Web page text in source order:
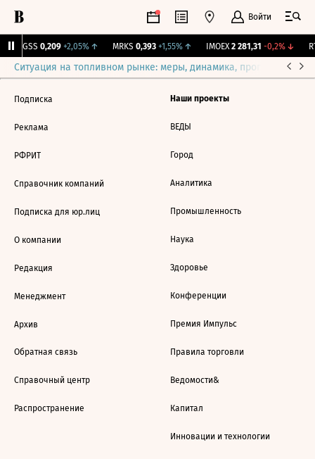
Войти
RGSS 0,209 +2,05%↑ MRKS 0,393 +1,55%↑ IMOEX 2 281,31 -0,2%↓
Ситуация на топливном рынке: меры, динамика, прогнозы
Подписка
Реклама
РФРИТ
Справочник компаний
Подписка для юр.лиц
О компании
Редакция
Менеджмент
Архив
Обратная связь
Справочный центр
Распространение
Наши проекты
ВЕДЫ
Город
Аналитика
Промышленность
Наука
Здоровье
Конференции
Премия Импульс
Правила торговли
Ведомости&
Капитал
Инновации и технологии